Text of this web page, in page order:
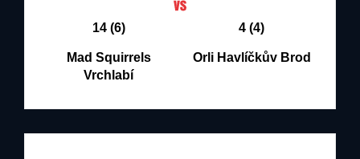
14 (6)
Mad Squirrels
Vrchlabí
4 (4)
Orli Havlíčkův Brod